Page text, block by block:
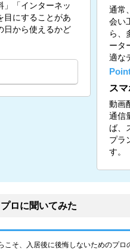
」「インターネッ
目にすることがあ
日から使えるかど
通常
会い
ら、
ータ
適な
ス
動画
通信
ば、
プラ
す。
ロに聞いてみた
こそ、入居後に後悔しないためのプロ